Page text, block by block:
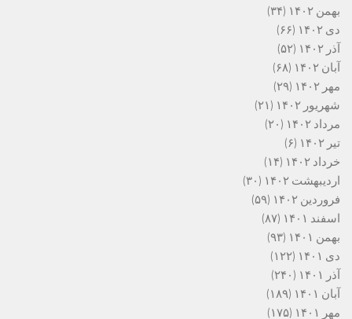
بهمن ۱۴۰۲
(۳۴)
دی ۱۴۰۲
(۶۶)
آذر ۱۴۰۲
(۵۲)
آبان ۱۴۰۲
(۶۸)
مهر ۱۴۰۲
(۲۹)
شهریور ۱۴۰۲
(۲۱)
مرداد ۱۴۰۲
(۲۰)
تیر ۱۴۰۲
(۶)
خرداد ۱۴۰۲
(۱۴)
اردیبهشت ۱۴۰۲
(۳۰)
فروردین ۱۴۰۲
(۵۹)
اسفند ۱۴۰۱
(۸۷)
بهمن ۱۴۰۱
(۹۳)
دی ۱۴۰۱
(۱۲۲)
آذر ۱۴۰۱
(۲۴۰)
آبان ۱۴۰۱
(۱۸۹)
مهر ۱۴۰۱
(۱۷۵)